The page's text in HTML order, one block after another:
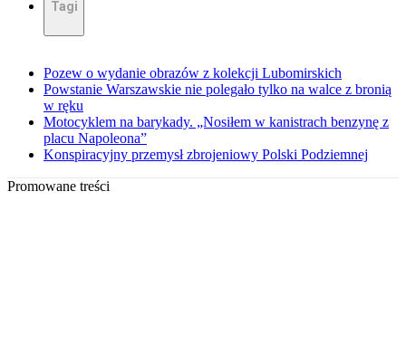
Tagi
Pozew o wydanie obrazów z kolekcji Lubomirskich
Powstanie Warszawskie nie polegało tylko na walce z bronią
w ręku
Motocyklem na barykady. „Nosiłem w kanistrach benzynę z
placu Napoleona”
Konspiracyjny przemysł zbrojeniowy Polski Podziemnej
Promowane treści